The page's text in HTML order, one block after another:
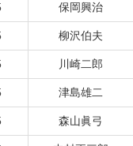
保岡興治
柳沢伯夫
川崎二郎
津島雄二
森山眞弓